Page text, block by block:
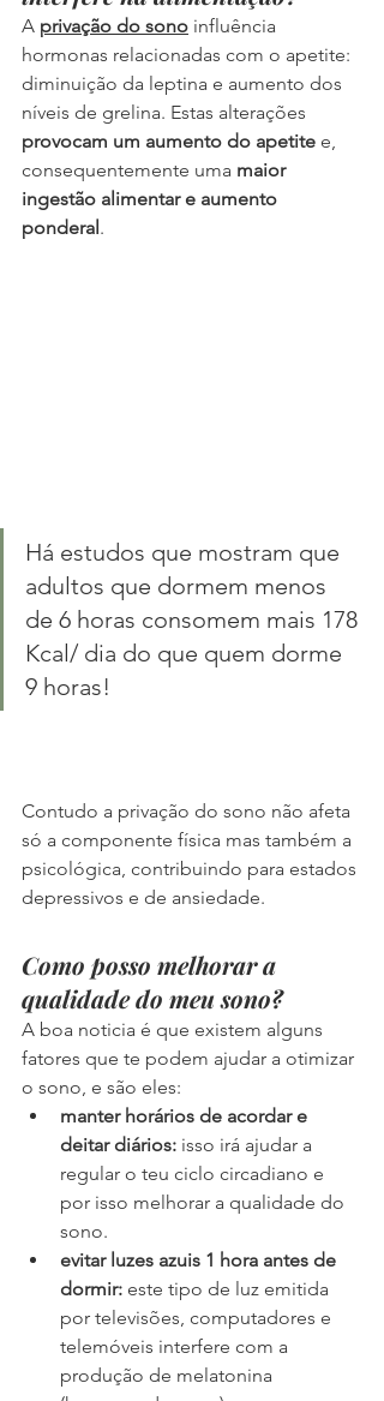
A privação do sono influência
hormonas relacionadas com o apetite:
diminuição da leptina e aumento dos
níveis de grelina. Estas alterações
provocam um aumento do apetite e,
consequentemente uma maior
ingestão alimentar e aumento
ponderal.
Há estudos que mostram que
adultos que dormem menos
de 6 horas consomem mais 178
Kcal/ dia do que quem dorme
9 horas!
Contudo a privação do sono não afeta
só a componente física mas também a
psicológica, contribuindo para estados
depressivos e de ansiedade.
Como posso melhorar a
qualidade do meu sono?
A boa noticia é que existem alguns
fatores que te podem ajudar a otimizar
o sono, e são eles:
manter horários de acordar e
deitar diários: isso irá ajudar a
regular o teu ciclo circadiano e
por isso melhorar a qualidade do
sono.
evitar luzes azuis 1 hora antes de
dormir: este tipo de luz emitida
por televisões, computadores e
telemóveis interfere com a
produção de melatonina